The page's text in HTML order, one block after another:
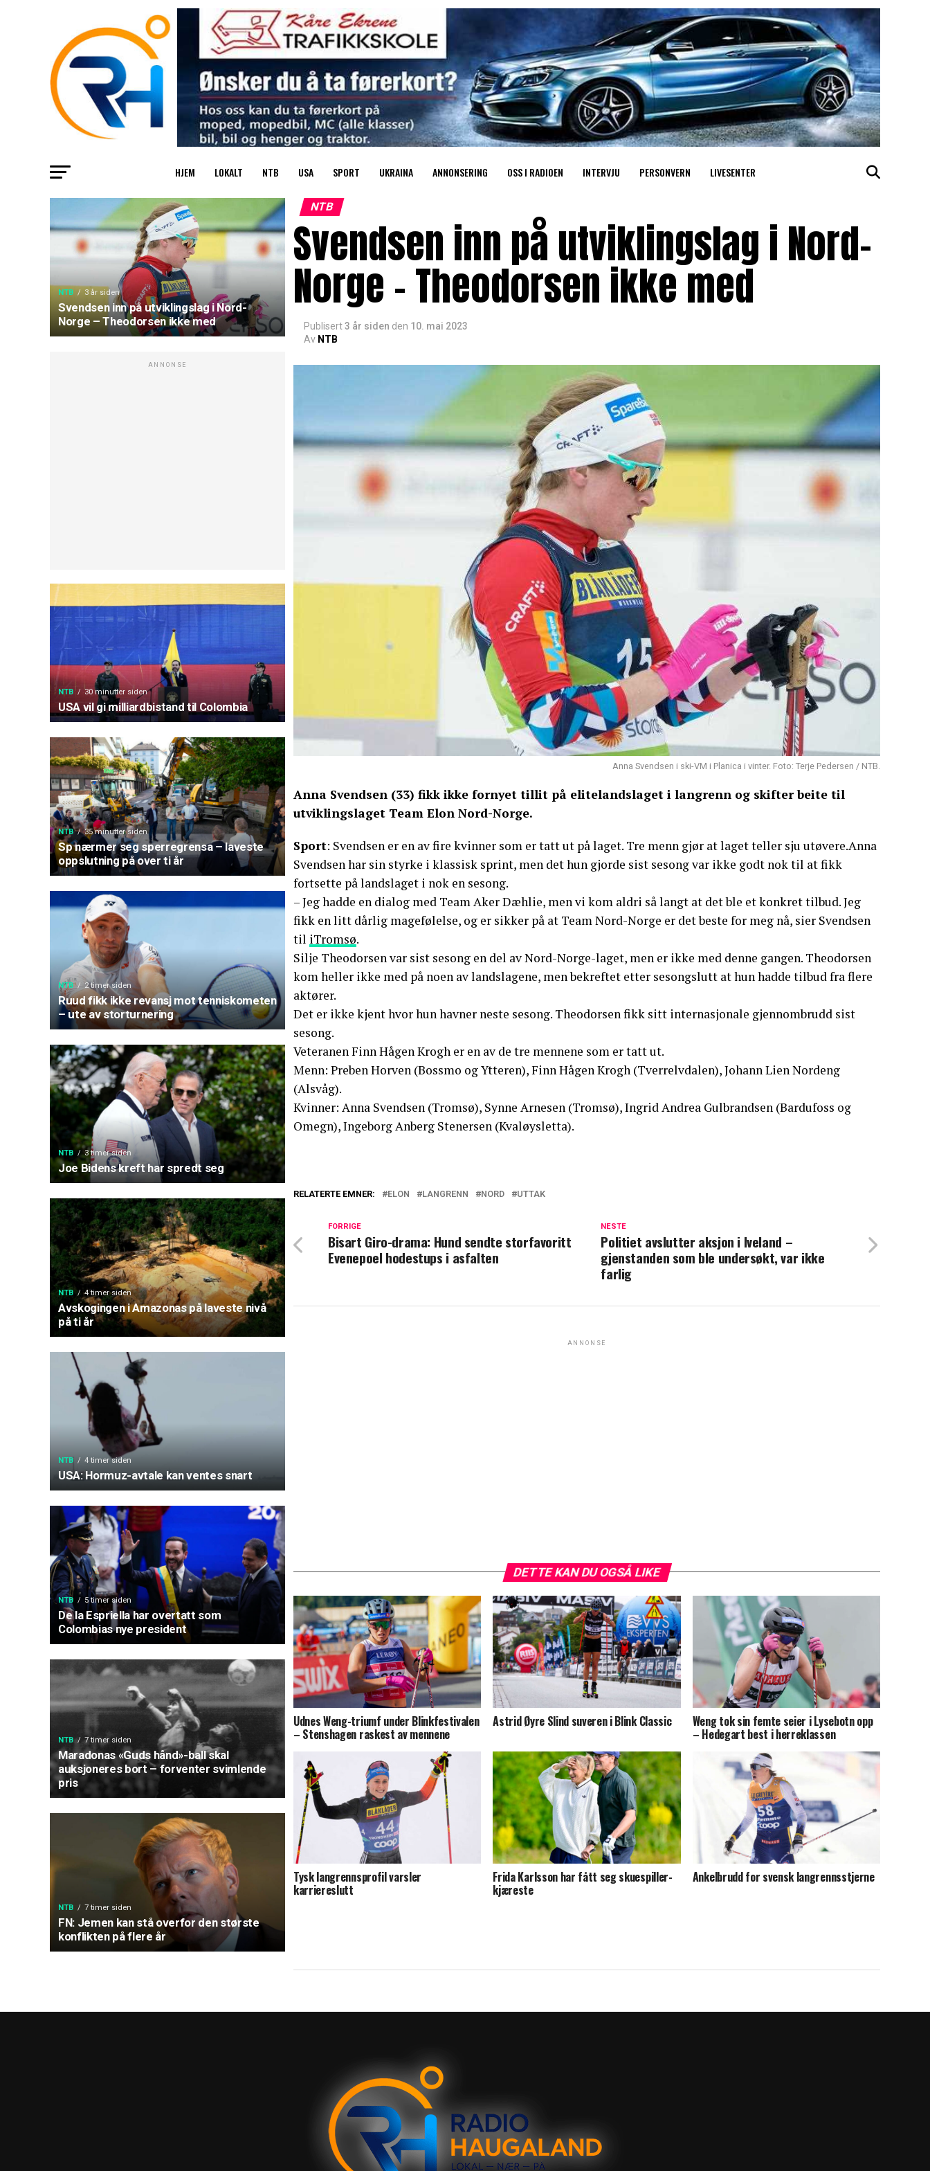
HJEM LOKALT NTB USA SPORT UKRAINA ANNONSERING OSS I RADIOEN INTERVJU PERSONVERN LIVESENTER
NTB 3 år siden
Svendsen inn på utviklingslag i Nord-
Norge – Theodorsen ikke med
ANNONSE
NTB 30 minutter siden
USA vil gi milliardbistand til Colombia
NTB 35 minutter siden
Sp nærmer seg sperregrensa – laveste
oppslutning på over ti år
NTB 2 timer siden
Ruud fikk ikke revansj mot tenniskometen
– ute av storturnering
NTB 3 timer siden
Joe Bidens kreft har spredt seg
NTB 4 timer siden
Avskogingen i Amazonas på laveste nivå
på ti år
NTB 4 timer siden
USA: Hormuz-avtale kan ventes snart
NTB 5 timer siden
De la Espriella har overtatt som
Colombias nye president
NTB 7 timer siden
Maradonas «Guds hånd»-ball skal
auksjoneres bort – forventer svimlende
pris
NTB 7 timer siden
FN: Jemen kan stå overfor den største
konflikten på flere år
NTB
Svendsen inn på utviklingslag i Nord-
Norge – Theodorsen ikke med
Publisert3 år siden den 10. mai 2023
Av NTB
Anna Svendsen i ski-VM i Planica i vinter. Foto: Terje Pedersen / NTB.
Anna Svendsen (33) fikk ikke fornyet tillit på elitelandslaget i langrenn og skifter beite til
utviklingslaget Team Elon Nord-Norge.
Sport: Svendsen er en av fire kvinner som er tatt ut på laget. Tre menn gjør at laget teller sju utøvere.Anna
Svendsen har sin styrke i klassisk sprint, men det hun gjorde sist sesong var ikke godt nok til at fikk
fortsette på landslaget i nok en sesong.
– Jeg hadde en dialog med Team Aker Dæhlie, men vi kom aldri så langt at det ble et konkret tilbud. Jeg
fikk en litt dårlig magefølelse, og er sikker på at Team Nord-Norge er det beste for meg nå, sier Svendsen
til iTromsø.
Silje Theodorsen var sist sesong en del av Nord-Norge-laget, men er ikke med denne gangen. Theodorsen
kom heller ikke med på noen av landslagene, men bekreftet etter sesongslutt at hun hadde tilbud fra flere
aktører.
Det er ikke kjent hvor hun havner neste sesong. Theodorsen fikk sitt internasjonale gjennombrudd sist
sesong.
Veteranen Finn Hågen Krogh er en av de tre mennene som er tatt ut.
Menn: Preben Horven (Bossmo og Ytteren), Finn Hågen Krogh (Tverrelvdalen), Johann Lien Nordeng
(Alsvåg).
Kvinner: Anna Svendsen (Tromsø), Synne Arnesen (Tromsø), Ingrid Andrea Gulbrandsen (Bardufoss og
Omegn), Ingeborg Anberg Stenersen (Kvaløysletta).
RELATERTE EMNER: ELON LANGRENN NORD UTTAK
NESTE
Politiet avslutter aksjon i Iveland –
gjenstanden som ble undersøkt, var ikke
farlig
FORRIGE
Bisart Giro-drama: Hund sendte storfavoritt
Evenepoel hodestups i asfalten
ANNONSE
DETTE KAN DU OGSÅ LIKE
Udnes Weng-triumf under Blinkfestivalen
– Stenshagen raskest av mennene
Astrid Øyre Slind suveren i Blink Classic Weng tok sin femte seier i Lysebotn opp
– Hedegart best i herreklassen
Tysk langrennsprofil varsler
karriereslutt
Frida Karlsson har fått seg skuespiller-
kjæreste
Ankelbrudd for svensk langrennsstjerne